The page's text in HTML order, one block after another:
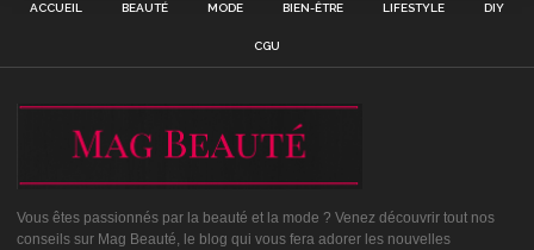
ACCUEIL BEAUTÉ MODE BIEN-ÊTRE LIFESTYLE DIY
CGU
Vous êtes passionnés par la beauté et la mode ? Venez découvrir tout nos
conseils sur Mag Beauté, le blog qui vous fera adorer les nouvelles